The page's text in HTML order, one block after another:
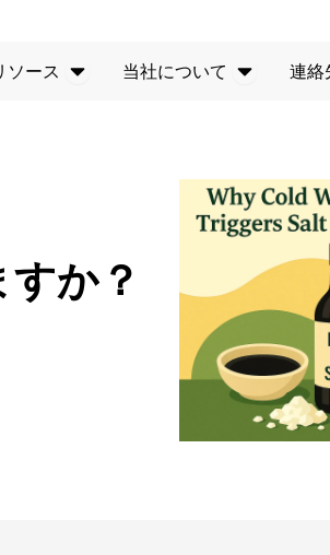
ビス
ソース オープンリソース
当社について 開く 会社
連絡
か？